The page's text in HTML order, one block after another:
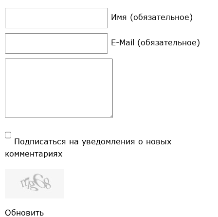
Имя (обязательное)
E-Mail (обязательное)
Подписаться на уведомления о новых
комментариях
Обновить